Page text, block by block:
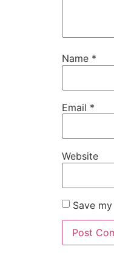
Name *
Email *
Website
Save